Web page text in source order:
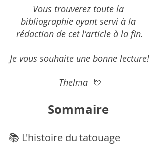
Vous trouverez toute la
bibliographie ayant servi à la
rédaction de cet l'article à la fin.
Je vous souhaite une bonne lecture!
Thelma 💘
Sommaire
📚 L'histoire du tatouage